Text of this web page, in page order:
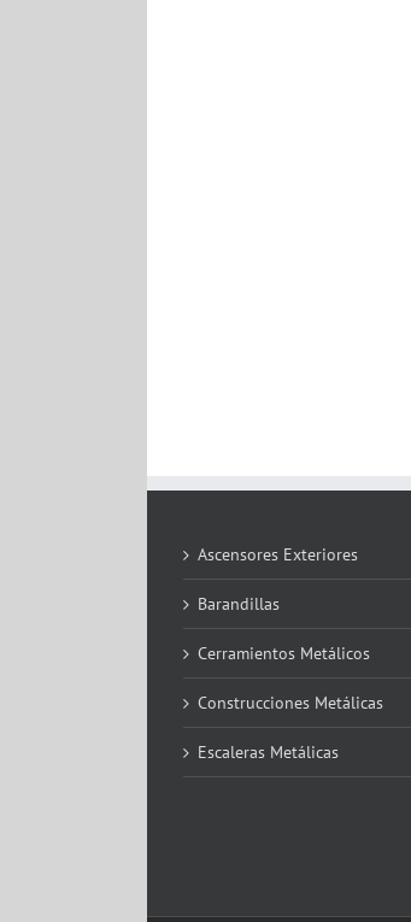
Ascensores Exteriores
Barandillas
Cerramientos Metálicos
Construcciones Metálicas
Escaleras Metálicas